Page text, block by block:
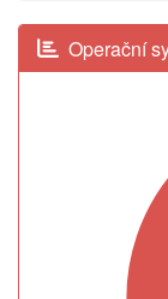
Operační